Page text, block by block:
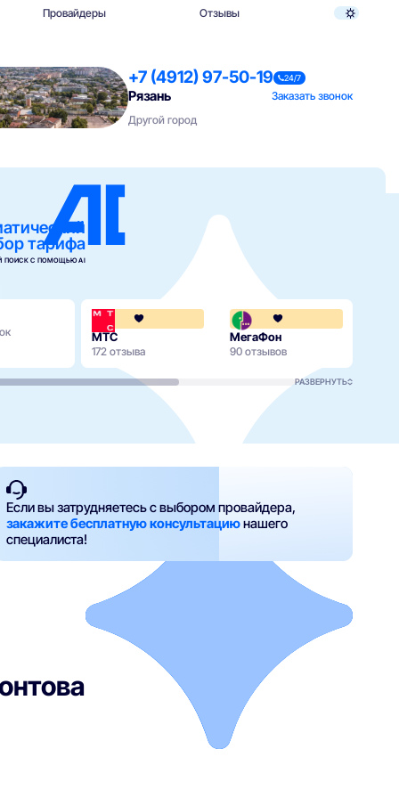
Провайдеры Отзывы
+7 (4912) 97-50-19 24/7
Рязань
Заказать звонок
Другой город
тарифа
ПОИСК С ПОМОЩЬЮ AI
4.1
МТС
172 отзыва
МегаФон
90 отзывов
РАЗВЕРНУТЬ
Если вы затрудняетесь с выбором провайдера,
закажите бесплатную консультациюнашего
специалиста!